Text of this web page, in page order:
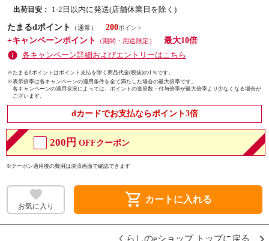
出荷目安：
1-2日以内に発送(店舗休業日を除く)
たまるdポイント
（通常）
200
+キャンペーンポイント
（期間・用途限定）
最大10倍
各キャンペーン詳細およびエントリーはこちら
※たまるdポイントはポイント支払を除く商品代金(税抜)の1％です。
※表示倍率は各キャンペーンの適用条件を全て満たした場合の最大倍率です。
各キャンペーンの適用状況によっては、ポイントの進呈数・付与倍率が最大倍率より少なくなる場合が
ございます。
dカードでお支払ならポイント3倍
200円 OFFクーポン
※クーポン適用後の費用は決済画面で確認できます
お気に入り shopping_cart カートに入れる
くらしのeショップ トップに戻る